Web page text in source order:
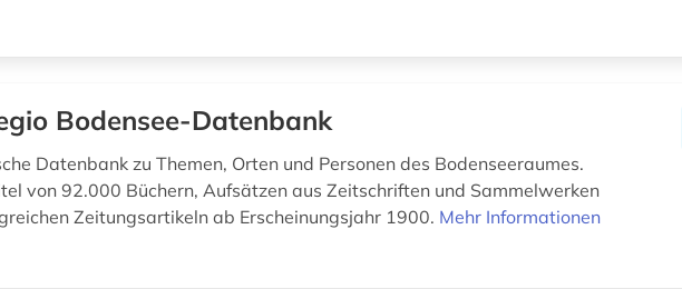
Bodensee-Datenbank
Datenbank zu Themen, Orten und Personen des Bodenseeraumes.
von 92.000 Büchern, Aufsätzen aus Zeitschriften und Sammelwerken
Zeitungsartikeln ab Erscheinungsjahr 1900. Mehr Informationen